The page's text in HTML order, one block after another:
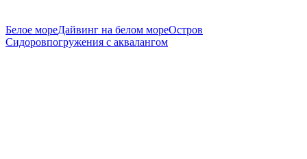
Белое мореДайвинг на белом мореОстров
Сидоровпогружения с аквалангом